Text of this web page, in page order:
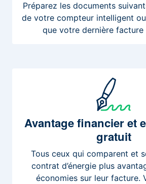
Préparez les documents
de votre compteur intelligent
que votre dernière
Avantagefinancier et
gratuit
Tous ceux qui comparent et
contrat d’énergie plus
économies sur leur facture.